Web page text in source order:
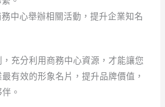
中心舉辦相關活動，提升企業知名
充分利用商務中心資源，才能讓您
有效的形象名片，提升品牌價值，
。